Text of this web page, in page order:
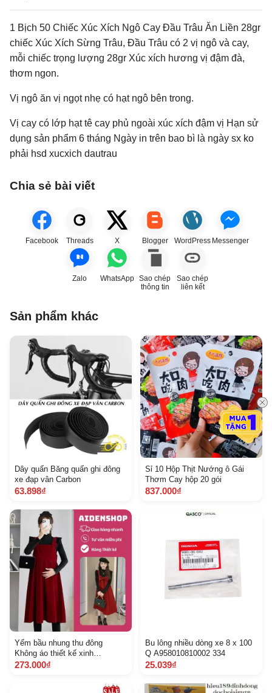
1 Bịch 50 Chiếc Xúc Xích Ngô Cay Đầu Trâu Ăn Liền 28gr
chiếc Xúc Xích Sừng Trâu, Đầu Trâu có 2 vị ngô và cay,
mỗi chiếc trọng lượng 28gr Xúc xích hương vị đậm đà,
thơm ngon.
Vị ngô ăn vị ngọt nhẹ có hạt ngô bên trong.
Vị cay có lớp hạt tê cay phủ ngoài xúc xích đậm vị Hạn sử
dụng sản phẩm 6 tháng Ngày in trên bao bì là ngày sx ko
phải hsd xucxich dautrau
Chia sẻ bài viết
Facebook Threads X Blogger WordPress Messenger
Zalo WhatsApp Sao chép
thông tin
Sao chép
liên kết
Sản phẩm khác
Dây quấn Băng quấn ghi đông
xe đạp vân Carbon
63.898₫
Sỉ 10 Hộp Thịt Nướng ô Gái
Thơm Cay hộp 20 gói
837.000₫
Yếm bầu nhung thu đông
Không áo thiết kế xinh
Aidenshop đầm bầu xinh Tết
273.000₫
Bu lông nhiều dòng xe 8 x 100
Q A958010810002 334
25.039₫